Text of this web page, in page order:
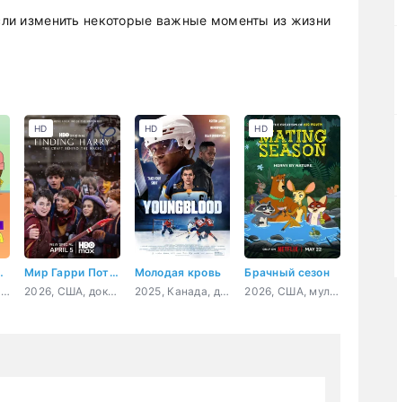
изменить некоторые важные моменты из жизни
2018, Канада, США, мультфильм, комедия, семейный
Мир Гарри Поттера: Мастерство, стоящее за магией
2026, США, документальный, короткометражка
HD
Молодая кровь
2025, Канада, драма, мелодрама, спорт
HD
Брачный сезон
2026, США, мультфильм, мелодрама, комедия
HD